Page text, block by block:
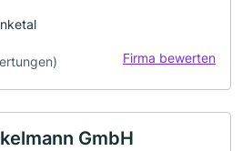
Firma bewerten
GmbH